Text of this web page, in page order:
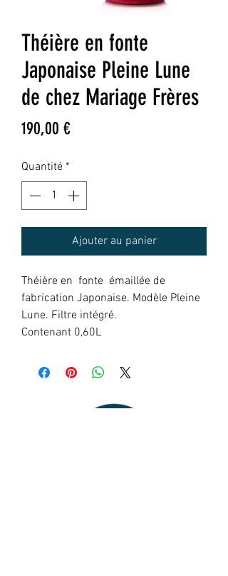
Théière en fonte
Japonaise Pleine Lune
de chez Mariage Frères
190,00 €Prix
Quantité *
Ajouter au panier
Théière en  fonte  émaillée de
fabrication Japonaise. Modèle Pleine
Lune. Filtre intégré.
Contenant 0,60L